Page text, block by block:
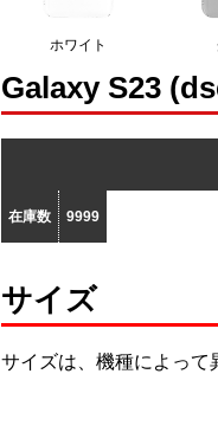
ホワイト
Galaxy S23
在庫数 9999
サイズ
サイズは、機種によっ